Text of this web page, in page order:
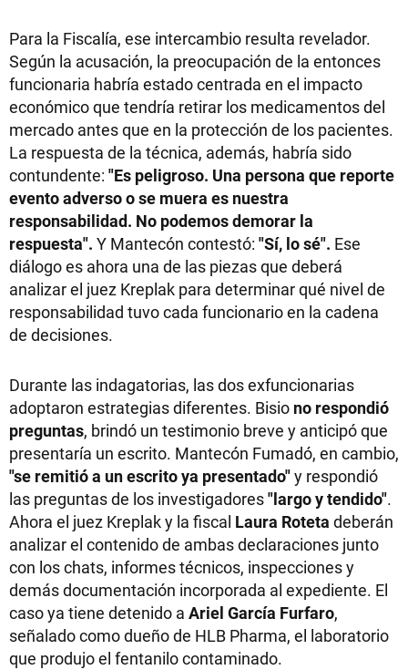
Para la Fiscalía, ese intercambio resulta revelador.
Según la acusación, la preocupación de la entonces
funcionaria habría estado centrada en el impacto
económico que tendría retirar los medicamentos del
mercado antes que en la protección de los pacientes.
La respuesta de la técnica, además, habría sido
contundente: "Es peligroso. Una persona que reporte
evento adverso o se muera es nuestra
responsabilidad. No podemos demorar la
respuesta". Y Mantecón contestó: "Sí, lo sé". Ese
diálogo es ahora una de las piezas que deberá
analizar el juez Kreplak para determinar qué nivel de
responsabilidad tuvo cada funcionario en la cadena
de decisiones.
Durante las indagatorias, las dos exfuncionarias
adoptaron estrategias diferentes. Bisio no respondió
preguntas, brindó un testimonio breve y anticipó que
presentaría un escrito. Mantecón Fumadó, en cambio,
"se remitió a un escrito ya presentado"y respondió
las preguntas de los investigadores"largo y tendido".
Ahora el juez Kreplak y la fiscal Laura Roteta deberán
analizar el contenido de ambas declaraciones junto
con los chats, informes técnicos, inspecciones y
demás documentación incorporada al expediente. El
caso ya tiene detenido a Ariel García Furfaro,
señalado como dueño de HLB Pharma, el laboratorio
que produjo el fentanilo contaminado.